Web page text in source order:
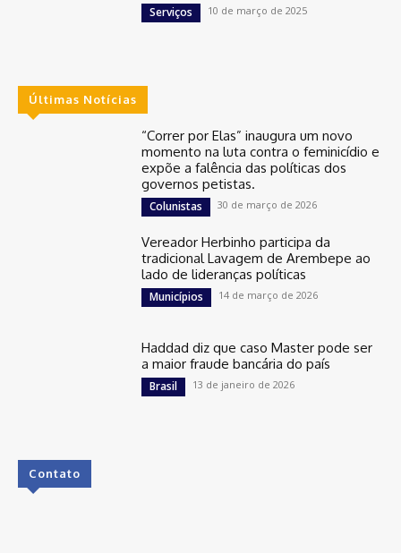
Serviços 10 de março de 2025
Últimas Notícias
“Correr por Elas” inaugura um novo
momento na luta contra o feminicídio e
expõe a falência das políticas dos
governos petistas.
Colunistas 30 de março de 2026
Vereador Herbinho participa da
tradicional Lavagem de Arembepe ao
lado de lideranças políticas
Municípios 14 de março de 2026
Haddad diz que caso Master pode ser
a maior fraude bancária do país
Brasil 13 de janeiro de 2026
Contato